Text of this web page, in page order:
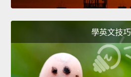
學英文技巧